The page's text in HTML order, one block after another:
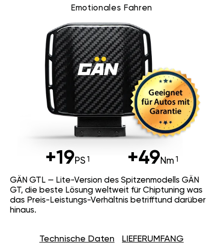
Emotionales Fahren
+19PS +49Nm
GÄN GTL — Lite-Version des Spitzenmodells GÄN
GT, die beste Lösung weltweit für Chiptuning was
das Preis-Leistungs-Verhältnis betrifftund darüber
hinaus.
Technische Daten LIEFERUMFANG